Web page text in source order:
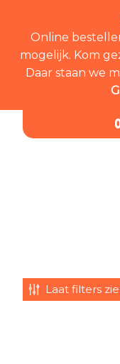
Online
mogelijk. Kom
Daar staan we
Laat filters